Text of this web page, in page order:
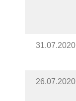
31.07.2020
26.07.2020